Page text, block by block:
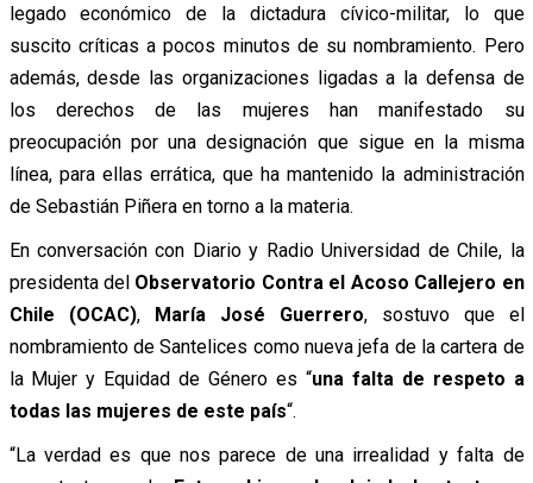
legado económico de la dictadura cívico-militar, lo que
suscito críticas a pocos minutos de su nombramiento. Pero
además, desde las organizaciones ligadas a la defensa de
los derechos de las mujeres han manifestado su
preocupación por una designación que sigue en la misma
línea, para ellas errática, que ha mantenido la administración
de Sebastián Piñera en torno a la materia.
En conversación con Diario y Radio Universidad de Chile, la
presidenta del Observatorio Contra el Acoso Callejero en
Chile (OCAC), María José Guerrero, sostuvo que el
nombramiento de Santelices como nueva jefa de la cartera de
la Mujer y Equidad de Género es “una falta de respeto a
todas las mujeres de este país“.
“La verdad es que nos parece de una irrealidad y falta de